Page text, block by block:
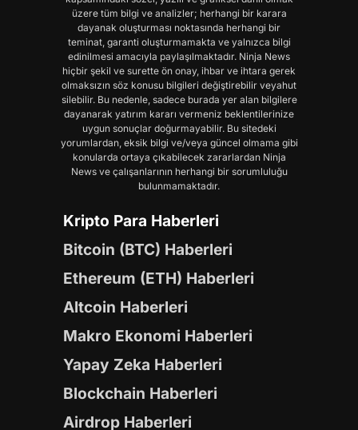
üzere tüm bilgi ve analizler; herhangi bir karara
dayanak oluşturması noktasında herhangi bir
teminat, garanti oluşturmamakta ve yalnızca bilgi
edinilmesi amacıyla paylaşılmaktadır. Ninja News
hiçbir şekil ve surette ön onay, ihbar ve ihtara gerek
olmaksızın söz konusu bilgileri değiştirebilir veyahut
silebilir. Bu nedenle, sadece burada yer alan bilgilere
dayanarak yatırım kararı vermeniz beklentilerinize
uygun sonuçlar doğurmayabilir. Bu sitedeki
yorumlardan, eksik bilgi ve/veya güncel olmama gibi
konularda ortaya çıkabilecek zararlardan Ninja
News ve çalışanlarının herhangi bir sorumluluğu
bulunmamaktadır.
Kripto Para Haberleri
Bitcoin (BTC) Haberleri
Ethereum (ETH) Haberleri
Altcoin Haberleri
Makro Ekonomi Haberleri
Yapay Zeka Haberleri
Blockchain Haberleri
Airdrop Haberleri